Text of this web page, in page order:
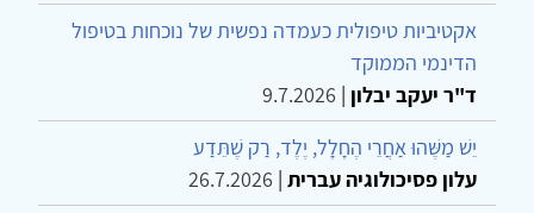
אקטיביות טיפולית כעמדה נפשית של נוכחות בטיפול
הדינמי הממוקד
ד"ר יעקב יבלון |
9.7.2026
יֵשׁ מַשֶּׁהוּ אַחֲרֵי הֶחָלָל, יֶלֶד, רַק שֶׁתֵּדַע
עלון פסיכולוגיה עברית |
26.7.2026